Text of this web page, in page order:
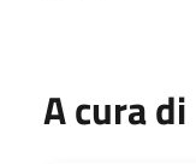
A cura di